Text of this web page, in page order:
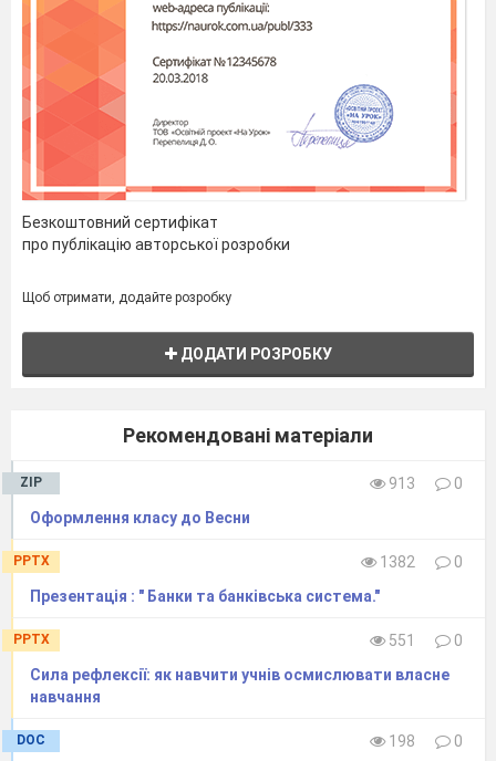
Безкоштовний сертифікат
про публікацію авторської розробки
Щоб отримати, додайте розробку
ДОДАТИ РОЗРОБКУ
Рекомендовані матеріали
ZIP 913
0
Оформлення класу до Весни
PPTX 1382
0
Презентація : " Банки та банківська система."
PPTX 551
0
Сила рефлексії: як навчити учнів осмислювати власне
навчання
DOC 198
0